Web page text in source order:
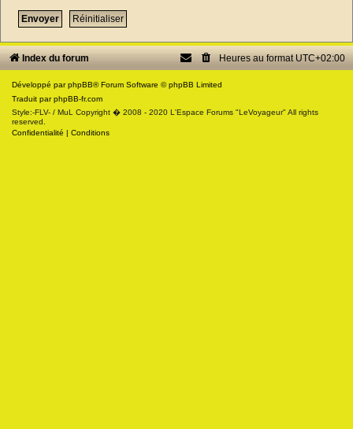
r
Index du forum Heures au format UTC+02:00
Développé parphpBB® Forum Software © phpBB Limited
Traduit parphpBB-fr.com
Style:-FLV- / MuL Copyright � 2008 - 2020 L'Espace Forums "LeVoyageur" All rights
reserved.
Confidentialité
Conditions